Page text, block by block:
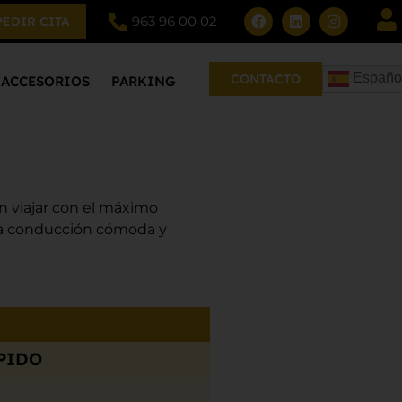
CITA 963 96 00 02
ACCESORIOS PARKING CONTACTO
viajar con el máximo
conducción cómoda y